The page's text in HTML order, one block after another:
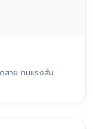
าย ทนแรงสั่น